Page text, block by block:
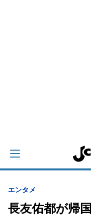
エンタメ
長友佑都が帰